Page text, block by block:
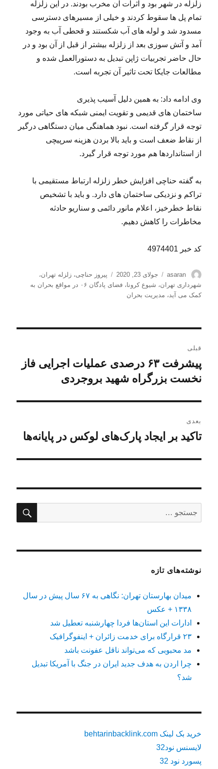
زلزله در شهر بود و اثرات آن مخرب بودند. در این زلزله
تمام پل ها سقوط کردند و خیلی از مسیرهای دسترسی
مسدود شد و لوله های آب شکستند و قحطی آب به وجود
آمد و آتش سوزی بعد از زلزله بیشتر از قبل از آن بود و در
حال حاضر تجربیات ژاپن تبدیل به دستورالعمل شده و
مطالعات جایکا تحت تاثیر آن تجربه است.
وی ادامه داد: به همین دلیل آسیب پذیری
ساختمان های قدیمی و تقویت ایمنی شبکه های حیاتی مورد
توجه قرار گرفته است. نبود هماهنگی میان دستگاهی درگیر
از نقاط ضعف است و باید بالا بردن هزینه سرپیچی
از استانداردها هم مورد توجه قرار گیرد.
به گفته حناچی افزایش خطر زلزله ارتباط مستقیمی با
تراکم و نزدیکی ساختمان های دارد. و باید با تشخیص
نقاط خطرخیز، اعلام مانور دائمی و سناریو حادثه
مخاطرات را کاهش دهیم.
کد خبر 4974401
نویسنده
asaran
ارسال
شده
در
جولای 23, 2020 برچسب‌ها
پیروز حناچی،زلزله تهران،
شهرداری تهران، شیوع کرونا ،
فضای پادگان ۰۶ در مواقع بحران به
کمک می آید ، مدیریت بحران
نوشته
قبلی
نوشته
قبلی:
پیشرفت ۶۳ درصدی عملیات اجرایی فاز
نخست بزرگراه شهید بروجردی
بعدی
نوشته
تاکید بر ایجاد پارک‌های لوکس در پایانه‌ها
برای:
نوشته‌های تازه
میدان بهارستان تهران: نگاهی به ۶۷ سال پیش در سال
۱۳۳۸ + عکس
ادارات این استان‌ها فردا چهارشنبه تعطیل شد
۲۳ قرارگاه برای خدمت زائران + اینفوگرافیک
مد محبوبی که می‌تواند ناقل عفونت باشد
چرا اردن به هدف جدید ایران در جنگ با آمریکا تبدیل
شد؟
خرید بک لینک behtarinbacklink.com
لایسنس نود32
پسورد نود 32